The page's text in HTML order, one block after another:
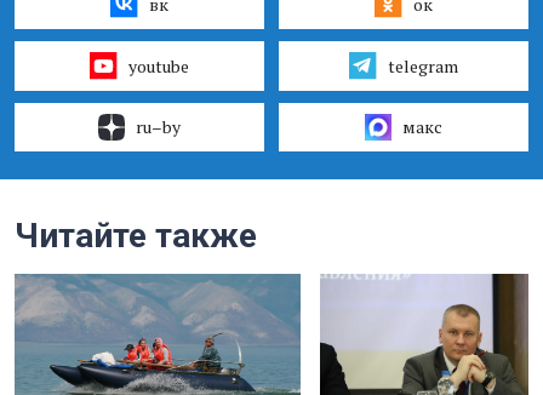
youtube telegram
ru–by макс
Читайте также